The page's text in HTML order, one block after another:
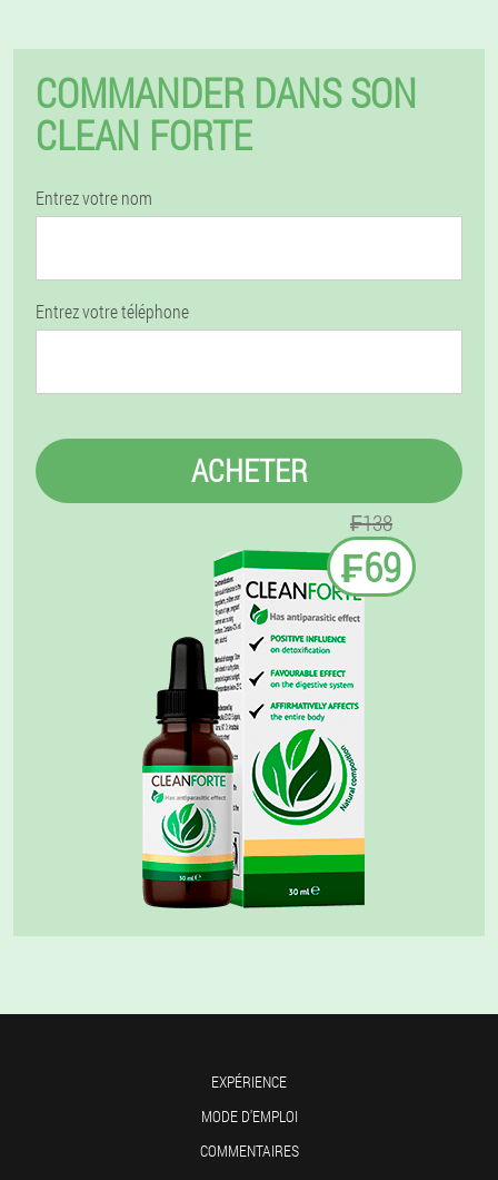
COMMANDER DANS SON
CLEAN FORTE
Entrez votre nom
Entrez votre téléphone
ACHETER
₣138
₣69
EXPÉRIENCE
MODE D'EMPLOI
COMMENTAIRES